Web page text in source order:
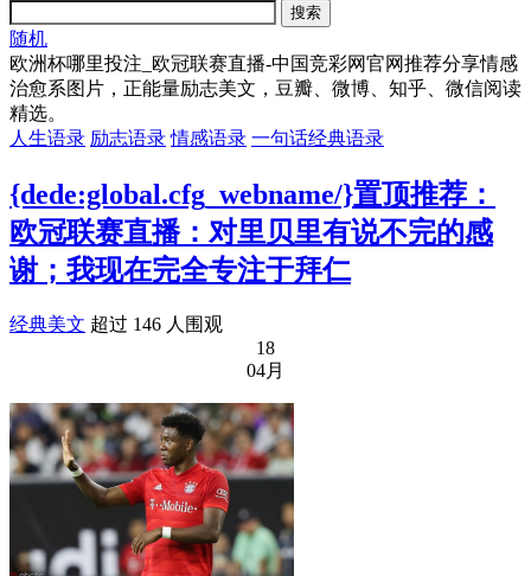
随机
欧洲杯哪里投注_欧冠联赛直播-中国竞彩网官网推荐分享情感
治愈系图片，正能量励志美文，豆瓣、微博、知乎、微信阅读
精选。
人生语录 励志语录 情感语录 一句话经典语录
{dede:global.cfg_webname/}置顶推荐：
欧冠联赛直播：对里贝里有说不完的感
谢；我现在完全专注于拜仁
经典美文 超过 146 人围观
18
04月